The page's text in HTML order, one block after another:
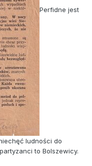
Perfidne jest
ludności do
to Bolszewicy.